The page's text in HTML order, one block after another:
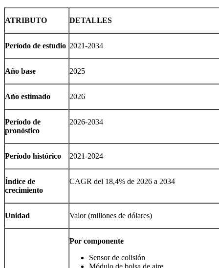
ATRIBUTO DETALLES
Período de estudio 2021-2034
Año base 2025
Año estimado 2026
Período de
pronóstico
2026-2034
Período histórico 2021-2024
Índice de
crecimiento
CAGR del 18,4% de 2026 a 2034
Unidad Valor (millones de dólares)
Por componente
Sensor de colisión
Módulo de bolsa de aire